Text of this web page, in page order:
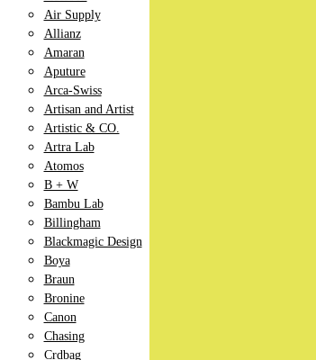
Air Supply
Allianz
Amaran
Aputure
Arca-Swiss
Artisan and Artist
Artistic & CO.
Artra Lab
Atomos
B + W
Bambu Lab
Billingham
Blackmagic Design
Boya
Braun
Bronine
Canon
Chasing
Crdbag